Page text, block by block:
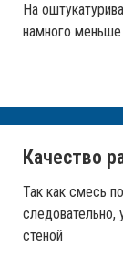
На
намного
Качество
Так как смесь
следовательно,
стеной